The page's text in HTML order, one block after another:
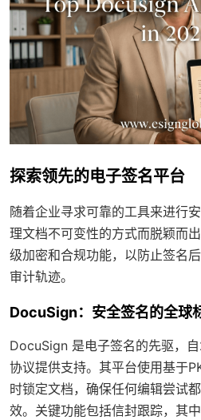
探索领先的电子签名平台
随着企业寻求可靠的工具来进行
理文档不可变性的方式而脱颖而
级加密和合规功能，以防止签名
审计轨迹。
DocuSign：安全签名的全球
DocuSign 是电子签名的先驱，
协议提供支持。其平台使用基于
时锁定文档，确保任何编辑尝试
效。关键功能包括信封跟踪，其